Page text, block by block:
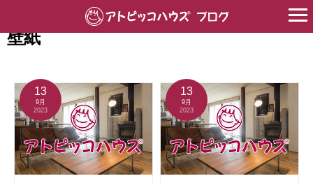
貼る壁材>壁紙
壁紙
13
9月
2023
13
9月
2023